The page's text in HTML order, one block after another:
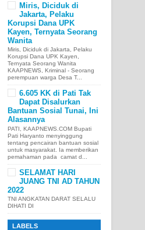
Miris, Diciduk di
Jakarta, Pelaku
Korupsi Dana UPK
Kayen, Ternyata Seorang
Wanita
Miris, Diciduk di Jakarta, Pelaku
Korupsi Dana UPK Kayen,
Ternyata Seorang Wanita
KAAPNEWS, Kriminal - Seorang
perempuan warga Desa T...
6.605 KK di Pati Tak
Dapat Disalurkan
Bantuan Sosial Tunai, Ini
Alasannya
PATI, KAAPNEWS.COM Bupati
Pati Haryanto menyinggung
tentang pencairan bantuan sosial
untuk masyarakat. Ia memberikan
pemahaman pada camat d...
SELAMAT HARI
JUANG TNI AD TAHUN
2022
TNI ANGKATAN DARAT SELALU
DIHATI DI
LABELS